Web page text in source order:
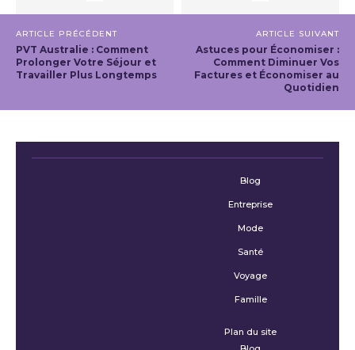
ARTICLE PRÉCÉDENT
PVT Australie : Comment
Prolonger Votre Séjour et
Travailler Plus Longtemps
ARTICLE SUIVANT
Astuces pour Économiser :
Comment Diminuer Vos
Factures et Économiser au
Quotidien
Blog
Entreprise
Mode
Santé
Voyage
Famille
Plan du site